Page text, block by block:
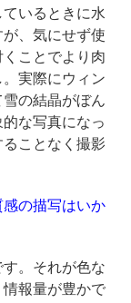
いるときに水
、気にせず使
ことでより肉
実際にウィン
の結晶がぼん
な写真になっ
ことなく撮影
の描写はいか
。それが色な
報量が豊かで